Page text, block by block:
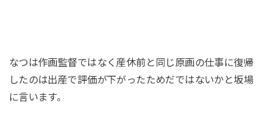
なつは作画監督ではなく産休前と同じ原画の仕事に復帰
したのは出産で評価が下がったためだではないかと坂場
に言います。